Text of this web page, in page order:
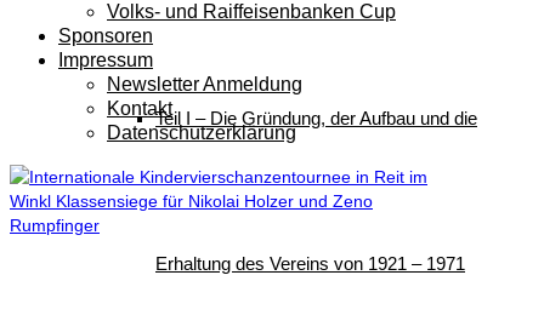
Teil I – Die Gründung, der Aufbau und die
Erhaltung des Vereins von 1921 – 1971
Volks- und Raiffeisenbanken Cup
Sponsoren
Impressum
Newsletter Anmeldung
Kontakt
Datenschutzerklärung